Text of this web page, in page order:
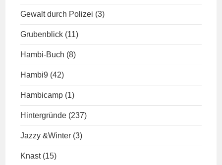
Gewalt durch Polizei (3)
Grubenblick (11)
Hambi-Buch (8)
Hambi9 (42)
Hambicamp (1)
Hintergründe (237)
Jazzy &Winter (3)
Knast (15)